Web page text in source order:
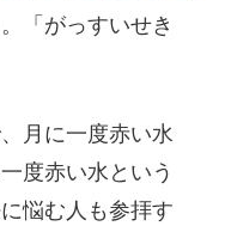
「がっすいせき
月に一度赤い水
度赤い水という
悩む人も参拝す